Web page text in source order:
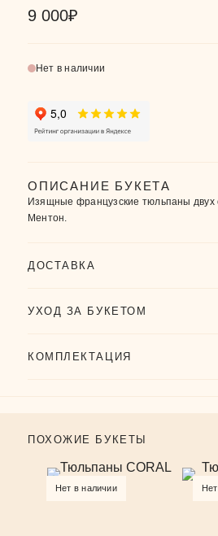
9 000₽
Нет в наличии
ОПИСАНИЕ БУКЕТА
Изящные французские тюльпаны двух
Ментон.
ДОСТАВКА
УХОД ЗА БУКЕТОМ
КОМПЛЕКТАЦИЯ
ПОХОЖИЕ БУКЕТЫ
Нет в наличии